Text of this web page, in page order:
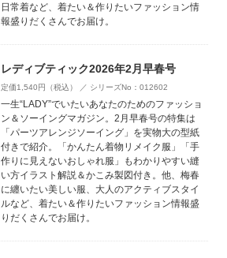
日常着など、着たい＆作りたいファッション情
報盛りだくさんでお届け。
レディブティック2026年2月早春号
定価1,540円（税込） ／ シリーズNo：012602
一生“LADY”でいたいあなたのためのファッショ
ン＆ソーイングマガジン。2月早春号の特集は
「パーツアレンジソーイング」を実物大の型紙
付きで紹介。「かんたん着物リメイク服」「手
作りに見えないおしゃれ服」もわかりやすい縫
い方イラスト解説＆かこみ製図付き。他、梅春
に纏いたい美しい服、大人のアクティブスタイ
ルなど、着たい＆作りたいファッション情報盛
りだくさんでお届け。